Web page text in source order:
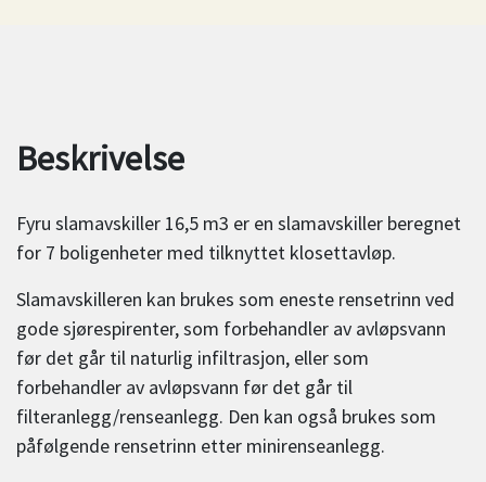
Beskrivelse
Fyru slamavskiller 16,5 m3 er en slamavskiller beregnet
for 7 boligenheter med tilknyttet klosettavløp.
Slamavskilleren kan brukes som eneste rensetrinn ved
gode sjørespirenter, som forbehandler av avløpsvann
før det går til naturlig infiltrasjon, eller som
forbehandler av avløpsvann før det går til
filteranlegg/renseanlegg. Den kan også brukes som
påfølgende rensetrinn etter minirenseanlegg.